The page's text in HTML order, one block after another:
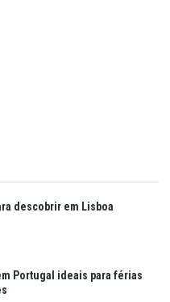
descobrir em Lisboa
Portugal ideais para férias